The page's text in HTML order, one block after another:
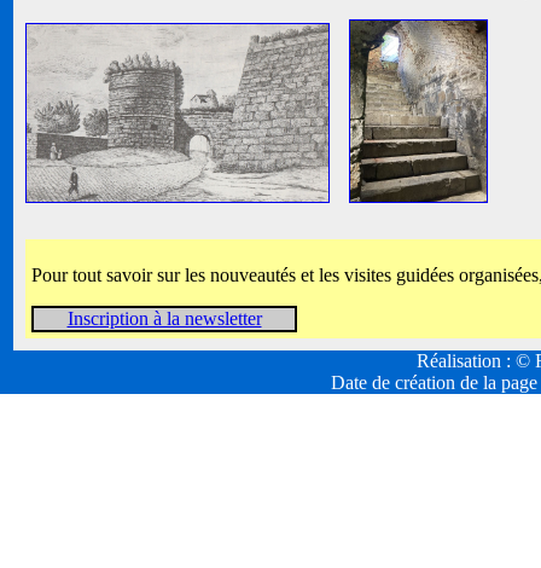
Pour tout savoir sur les nouveautés et les visites guidées
Inscription à la newsletter
Réalisation : ©
Date de création de la